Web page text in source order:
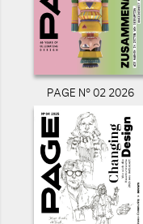
PAGE N° 02 2026